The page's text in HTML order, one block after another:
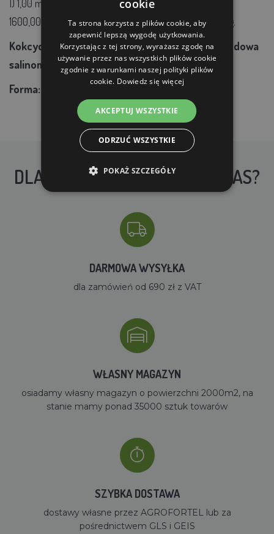
I) 1,00 mg/kg, 4a11 Endo-1,4-beta-ksylanaza EC 3.2 .1.8
1600,00 U/kg, 4a19 6-fitaza EC 3.1.3.26 500,00 FTU/kg.
Kokcydiostatyki i histomonostatyki:E766 sól sodowa
salinomycyny 70,00 mg/kg
Forma:
DLACZEGO WARTO KUPIĆ U NAS?
DARMOWA WYSYŁKA
dla zamówień od 690 zł z VAT
WŁASNY MAGAZYN
osiadamy własny magazyn o powierzchni 2000m2, na
stanie mamy ponad 35000 sztuk towarów
SZYBKA DOSTAWA
dostawy własne przez AGROFORTEL lub za
pośrednictwem GLS i GEIS
cookie
Ta strona korzysta z plików cookie, aby
zapewnić lepszą wygodę użytkowania.
Korzystając z tej strony, wyrażasz zgodę na
używanie przez nas wszystkich plików cookie
zgodnie z warunkami naszej polityki plików
cookie. Dowiedz się więcej
AKCEPTUJ WSZYSTKIE
ODRZUĆ WSZYSTKIE
POKAŻ SZCZEGÓŁY